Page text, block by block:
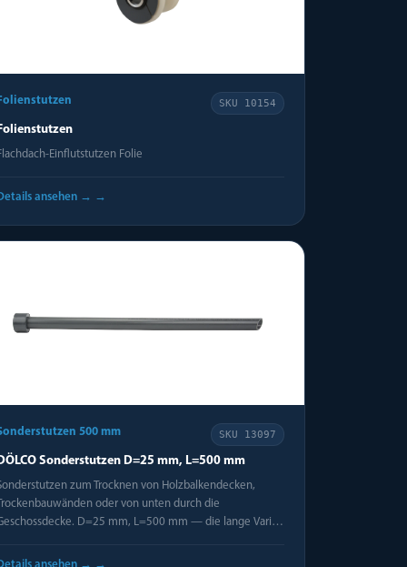
SKU 10154
Einflutstutzen Folie
ansehen → →
500 mm SKU 13097
Sonderstutzen D=25 mm, L=500 mm
zum Trocknen von Holzbalkendecken,
oder von unten durch die
D=25 mm, L=500 mm — die lange Vari…